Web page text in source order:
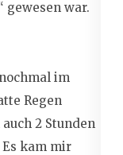
gewesen war.
im
Regen
2 Stunden
Es kam mir